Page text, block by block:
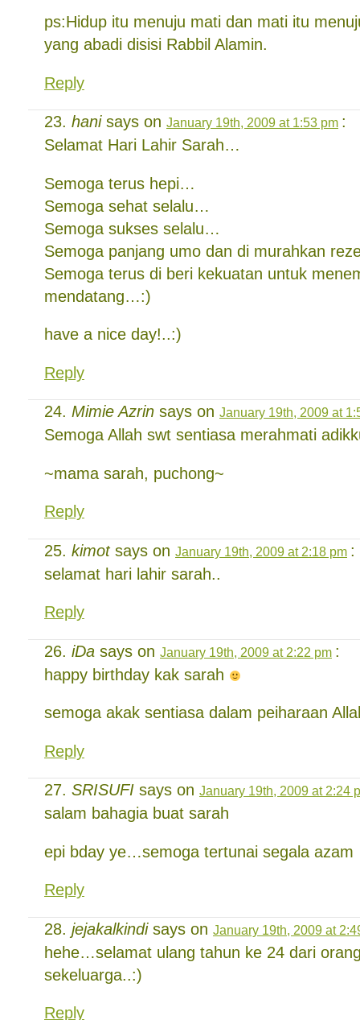
ps:Hidup itu menuju mati dan mati itu
yang abadi disisi Rabbil Alamin.
Reply
hanisays on January 19th, 2009 at 1:53 pm :
Selamat Hari Lahir Sarah…
Semoga terus hepi…
Semoga sehat selalu…
Semoga sukses selalu…
Semoga panjang umo dan di murahkan
Semoga terus di beri kekuatan untuk
mendatang…:)
have a nice day!..:)
Reply
Mimie Azrin says on January 19th, 2009 at
Semoga Allah swt sentiasa merahmati
~mama sarah, puchong~
Reply
kimotsays on January 19th, 2009 at 2:18 pm :
selamat hari lahir sarah..
Reply
iDa says on January 19th, 2009 at 2:22 pm :
happy birthday kak sarah
semoga akak sentiasa dalam peiharaan
Reply
SRISUFI says on January 19th, 2009 at 2:24
salam bahagia buat sarah
epi bday ye…semoga tertunai segala azam
Reply
jejakalkindisays on January 19th, 2009 at
hehe…selamat ulang tahun ke 24 dari
sekeluarga..:)
Reply